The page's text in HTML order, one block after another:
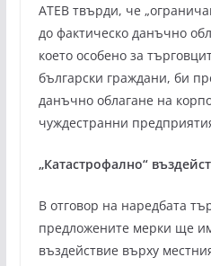
ATEB твърди, че
до фактическо данъчно
което особено за
български граждани, би
данъчно облагане на
чуждестранни
„Катастрофално“
В отговор на наредбата
предложените мерки ще
въздействие върху